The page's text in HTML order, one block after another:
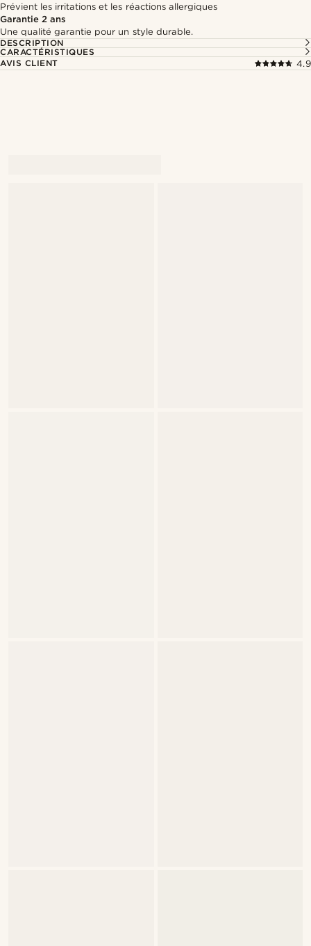
Prévient les irritations et les réactions allergiques
Garantie 2 ans
Une qualité garantie pour un style durable.
DESCRIPTION
CARACTÉRISTIQUES
AVIS CLIENT
4.9